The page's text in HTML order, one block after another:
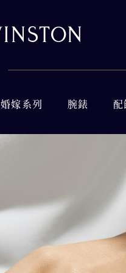
婚嫁系列 腕錶